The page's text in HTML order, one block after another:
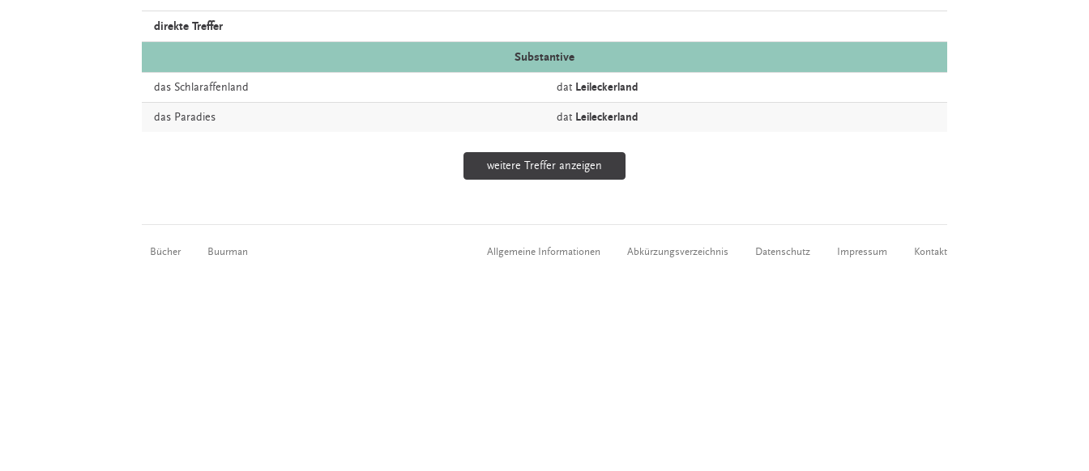
direkte Treffer
Substantive
das Schlaraffenland dat Leileckerland
das Paradies dat Leileckerland
weitere Treffer anzeigen
Bücher Buurman Allgemeine Informationen Abkürzungsverzeichnis Datenschutz Impressum Kontakt